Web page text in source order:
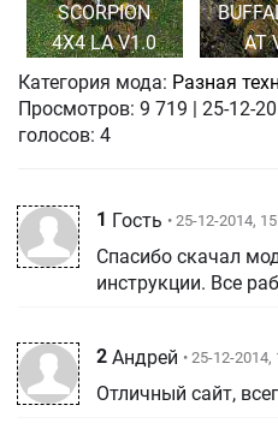
SCORPION
4X4 LA V1.0
AT
Категория мода: Разная
Просмотров: 9 719 25-12-
голосов: 4
1 Гость • 25-12-2014,
Спасибо скачал
инструкции. Все
2 Андрей • 25-12-2014,
Отличный сайт,